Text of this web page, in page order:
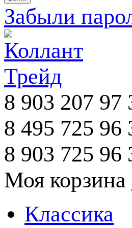
Забыли
8 903 207 97
8 495 725 96
8 903 725 96
Моя корзина
Классика